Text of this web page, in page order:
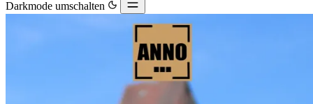
Darkmode umschalten